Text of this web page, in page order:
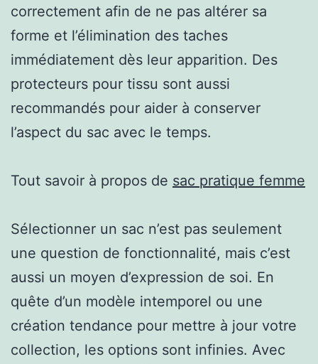
correctement afin de ne pas altérer sa
forme et l’élimination des taches
immédiatement dès leur apparition. Des
protecteurs pour tissu sont aussi
recommandés pour aider à conserver
l’aspect du sac avec le temps.
Tout savoir à propos de sac pratique femme
Sélectionner un sac n’est pas seulement
une question de fonctionnalité, mais c’est
aussi un moyen d’expression de soi. En
quête d’un modèle intemporel ou une
création tendance pour mettre à jour votre
collection, les options sont infinies. Avec